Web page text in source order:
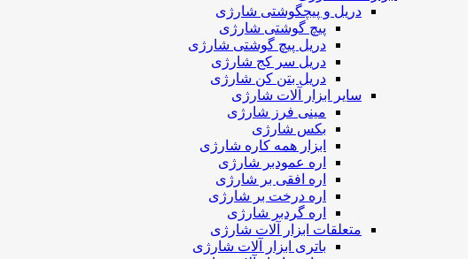
دریل و پیچگوشتی شارژی
پیچ گوشتی شارژی
دریل پیچ گوشتی شارژی
دریل سر کج شارژی
دریل بتن کن شارژی
سایر ابزار آلات شارژی
مینی فرز شارژی
بکس شارژی
ابزار همه کاره شارژی
اره عمودبر شارژی
اره افقی بر شارژی
اره درخت بر شارژی
اره گردبر شارژی
متعلقات ابزار آلات شارژی
باتری ابزار آلات شارژی